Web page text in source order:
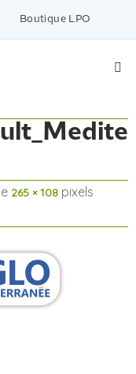
Boutique LPO
265 × 108 pixels